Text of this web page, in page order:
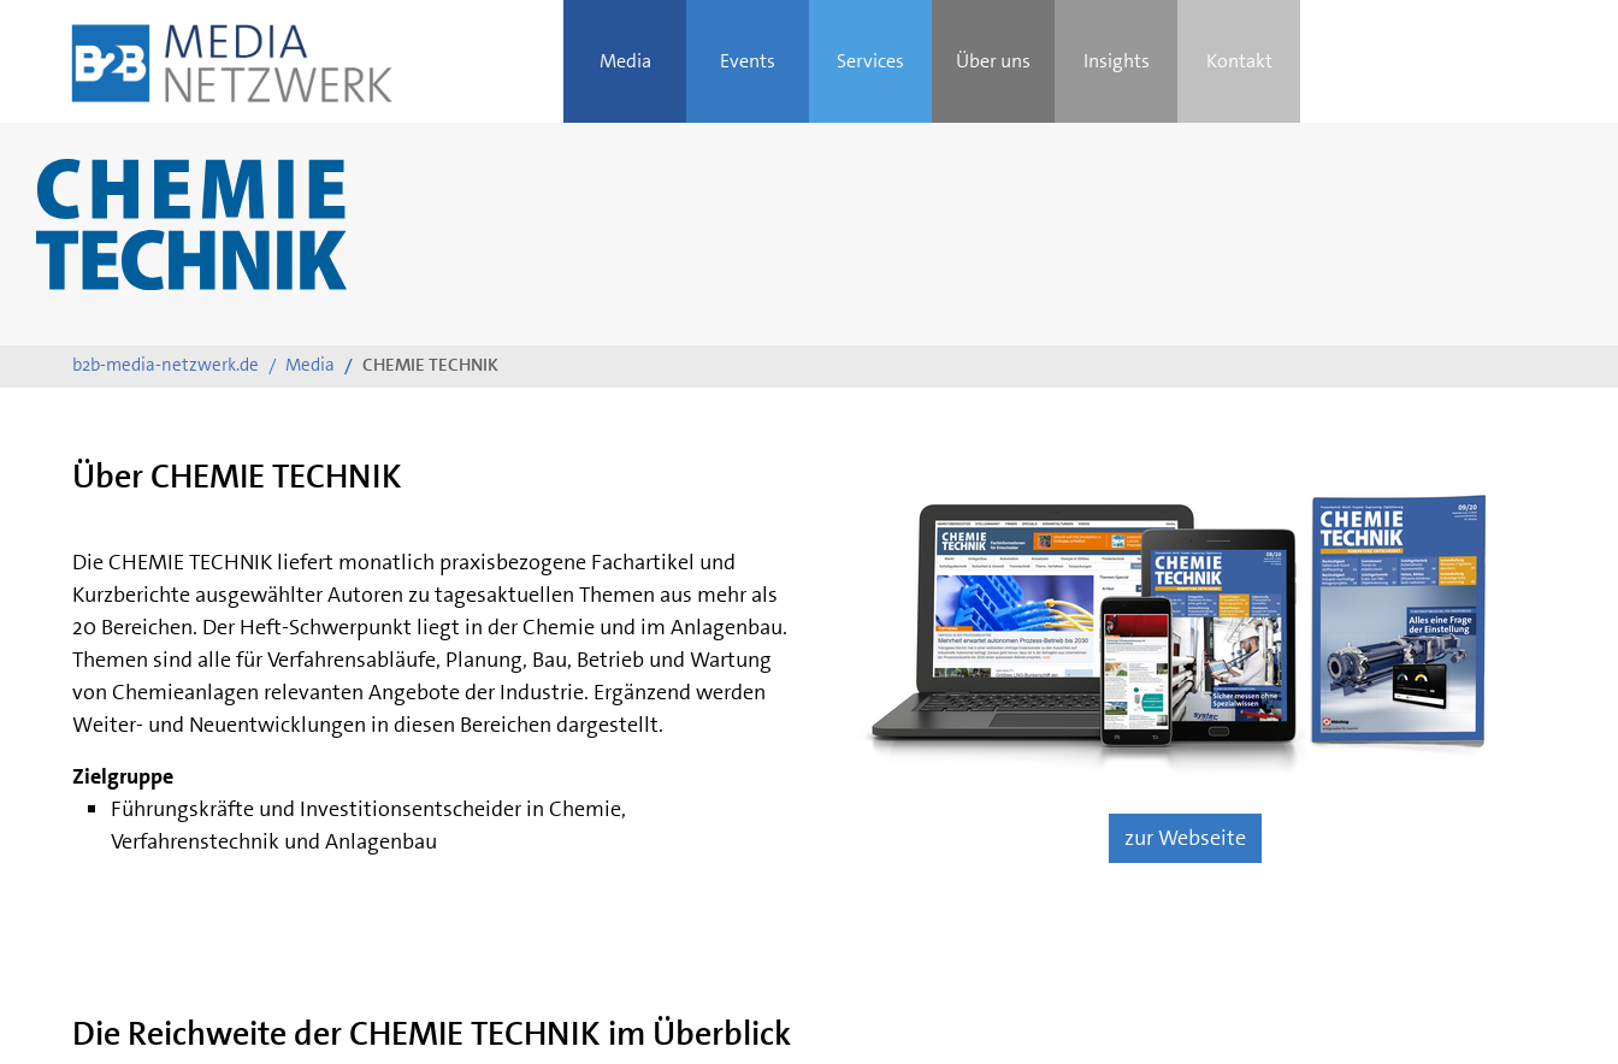
Inhalt
springen
Media Events Services Über uns Insights Kontakt
b2b-media-netzwerk.de Media CHEMIE TECHNIK
Über CHEMIE TECHNIK
Die CHEMIE TECHNIK liefert monatlich praxisbezogene Fachartikel und
Kurzberichte ausgewählter Autoren zu tagesaktuellen Themen aus mehr als
20 Bereichen. Der Heft-Schwerpunkt liegt in der Chemie und im Anlagenbau.
Themen sind alle für Verfahrensabläufe, Planung, Bau, Betrieb und Wartung
von Chemieanlagen relevanten Angebote der Industrie. Ergänzend werden
Weiter- und Neuentwicklungen in diesen Bereichen dargestellt.
Zielgruppe
Führungskräfte und Investitionsentscheider in Chemie,
Verfahrenstechnik und Anlagenbau
zur Webseite
Die Reichweite der CHEMIE TECHNIK im Überblick